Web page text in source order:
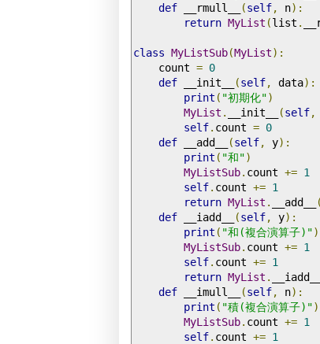
def __rmull__ (self, n):
return MyList (list .
class MyListSub(MyList):
    count
= 0
def __init__ (self, data):
print ( "初期化")
MyList . __init__ (self,
self. count = 0
def __add__ (self, y):
print ( "和")
MyListSub. count += 1
self. count += 1
return MyList . __add__ (
def __iadd__ (self, y):
print ( "和(複合演算子)")
MyListSub. count += 1
self. count += 1
return MyList . __iadd__
def __imull__ (self, n):
print ( "積(複合演算子)")
MyListSub. count += 1
self. count += 1